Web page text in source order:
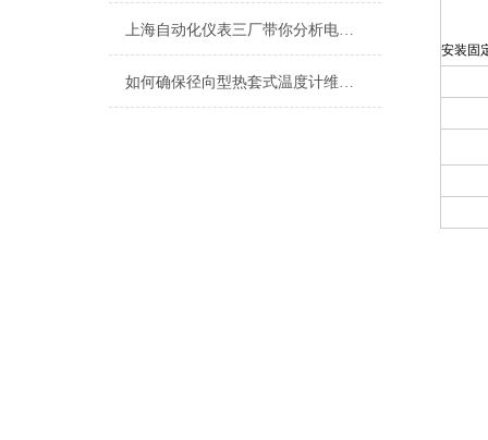
上海自动化仪表三厂带你分析电机用埋置式热电阻和铠装热电阻的区别
如何确保径向型热套式温度计维修时保持凉爽的7种操作方式
安装固